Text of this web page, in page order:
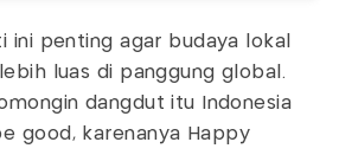
ini penting agar budaya lokal
luas di panggung global.
dangdut itu Indonesia
good, karenanya Happy